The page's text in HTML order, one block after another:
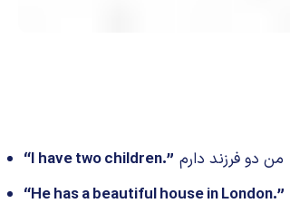
“I have two children.” من دو فرزند دارم
“He has a beautiful house in London.”